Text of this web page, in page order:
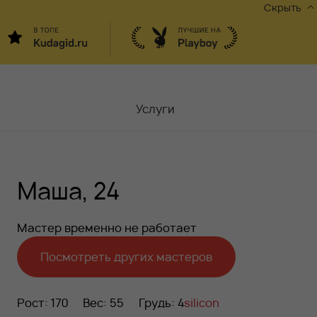
Скрыть
Услуги
Акции
Вакансии
Блог
Маша, 24
Мастер временно не работает
Посмотреть других мастеров
Рост: 170 Вес: 55 Грудь: 4silicon